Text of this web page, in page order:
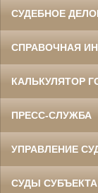
СУДЕБНОЕ
СПРАВОЧНАЯ
КАЛЬКУЛЯТОР
ПРЕСС-СЛУЖБА
УПРАВЛЕНИЕ
СУДЫ